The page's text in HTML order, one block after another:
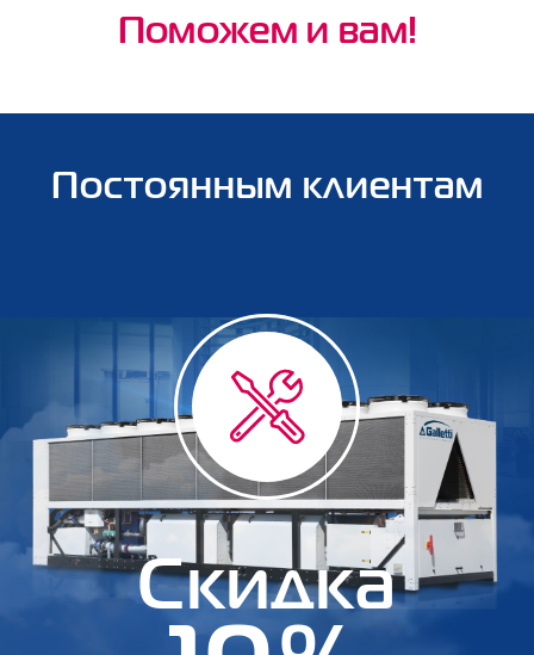
Поможем и вам!
Постоянным клиентам
Скидка